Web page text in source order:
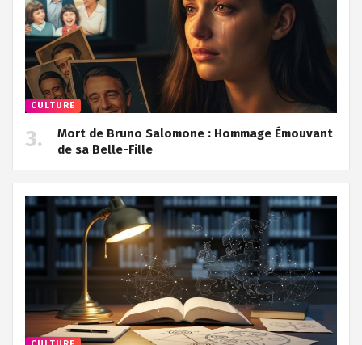
CULTURE
Mort de Bruno Salomone : Hommage Émouvant
de sa Belle-Fille